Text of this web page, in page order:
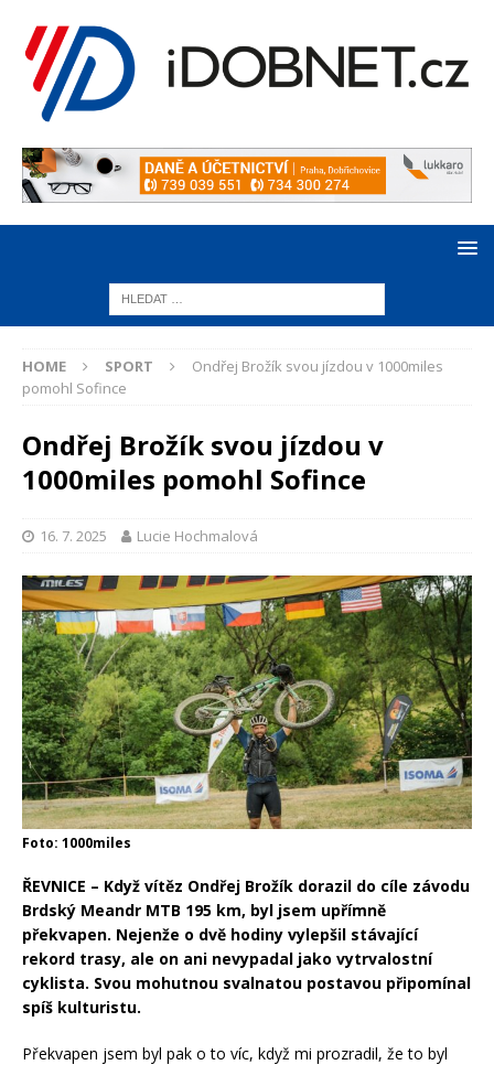
HOME SPORT
Ondřej Brožík svou jízdou v 1000miles
pomohl Sofince
Ondřej Brožík svou jízdou v
1000miles pomohl Sofince
16. 7. 2025 Lucie Hochmalová
Foto: 1000miles
ŘEVNICE – Když vítěz Ondřej Brožík dorazil do cíle závodu
Brdský Meandr MTB 195 km, byl jsem upřímně
překvapen. Nejenže o dvě hodiny vylepšil stávající
rekord trasy, ale on ani nevypadal jako vytrvalostní
cyklista. Svou mohutnou svalnatou postavou připomínal
spíš kulturistu.
Překvapen jsem byl pak o to víc, když mi prozradil, že to byl